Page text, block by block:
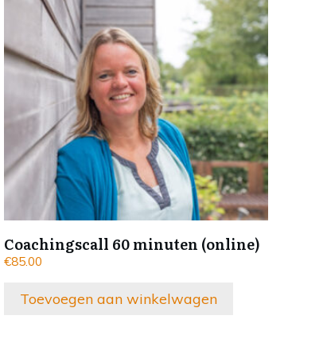
Coachingscall 60 minuten (online)
€85.00
Toevoegen aan winkelwagen